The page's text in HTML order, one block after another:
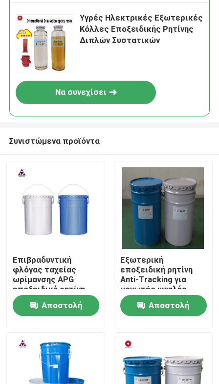
Σπίτι
Προϊόντα
Βίντεο
Υγρές Ηλεκτρικές Εξωτερικές
Κόλλες Εποξειδικής Ρητίνης
Διπλών Συστατικών
Να συνεχίσει
Συνιστώμενα προϊόντα
Επιβραδυντική
φλόγας ταχείας
ωρίμανσης APG
εποξειδική ρητίνη
εξωτερικού χώρου
για εύκαμπτη
χύτευση σε
τάσης
Αποστολή
Εξωτερική
εποξειδική ρητίνη
Anti-Tracking για
μονωτές υψηλής
τάσης με αντίσταση
σε διάσπαση και
θερμικό σοκ
Αποστολή